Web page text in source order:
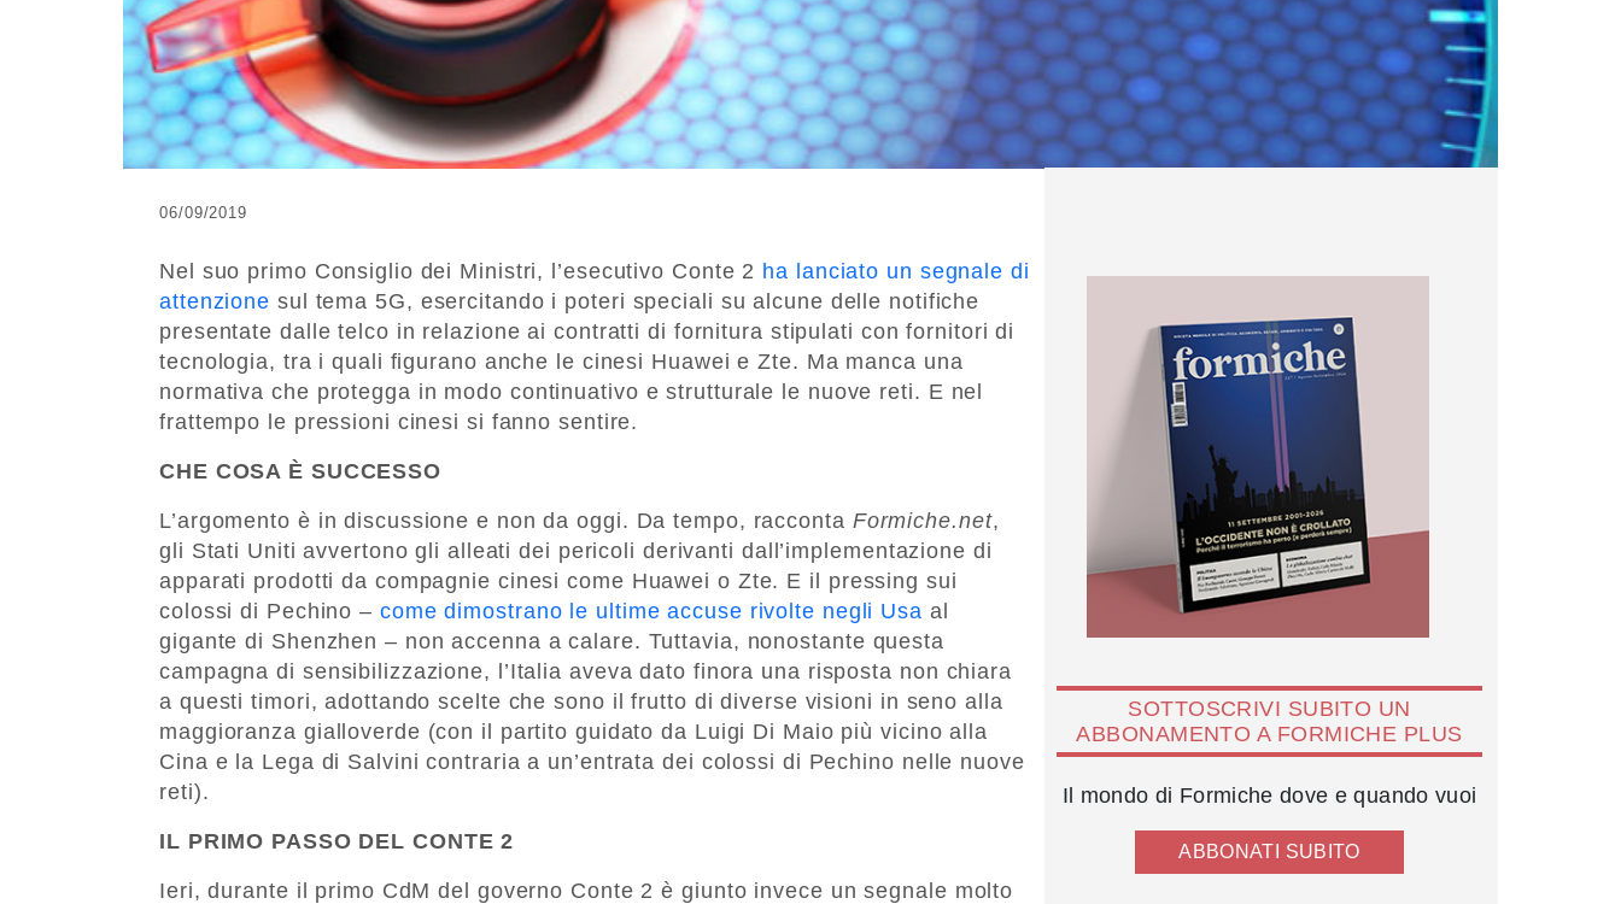
06/09/2019
Nel suo primo Consiglio dei Ministri, l’esecutivo Conte 2 ha lanciato un segnale di
attenzione sul tema 5G, esercitando i poteri speciali su alcune delle notifiche
presentate dalle telco in relazione ai contratti di fornitura stipulati con fornitori di
tecnologia, tra i quali figurano anche le cinesi Huawei e Zte. Ma manca una
normativa che protegga in modo continuativo e strutturale le nuove reti. E nel
frattempo le pressioni cinesi si fanno sentire.
CHE COSA È SUCCESSO
L’argomento è in discussione e non da oggi. Da tempo, racconta Formiche.net,
gli Stati Uniti avvertono gli alleati dei pericoli derivanti dall’implementazione di
apparati prodotti da compagnie cinesi come Huawei o Zte. E il pressing sui
colossi di Pechino – come dimostrano le ultime accuse rivolte negli Usa al
gigante di Shenzhen – non accenna a calare. Tuttavia, nonostante questa
campagna di sensibilizzazione, l’Italia aveva dato finora una risposta non chiara
a questi timori, adottando scelte che sono il frutto di diverse visioni in seno alla
maggioranza gialloverde (con il partito guidato da Luigi Di Maio più vicino alla
Cina e la Lega di Salvini contraria a un’entrata dei colossi di Pechino nelle nuove
reti).
IL PRIMO PASSO DEL CONTE 2
Ieri, durante il primo CdM del governo Conte 2 è giunto invece un segnale molto
SOTTOSCRIVI SUBITO UN
ABBONAMENTO A FORMICHE PLUS
Il mondo di Formiche dove e quando vuoi
ABBONATI SUBITO